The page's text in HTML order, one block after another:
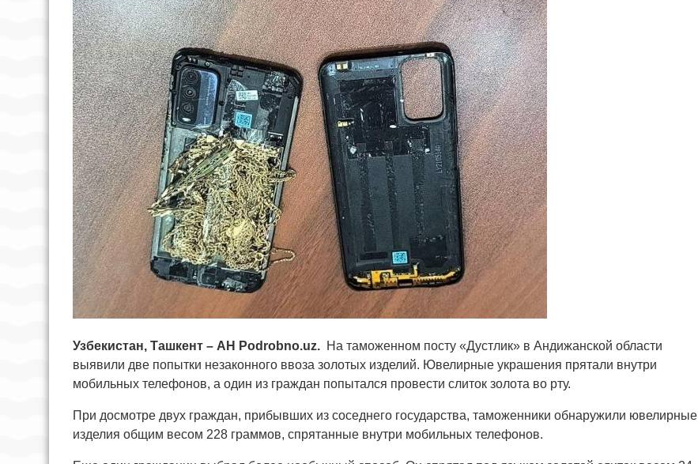
Узбекистан, Ташкент – АН Podrobno.uz. На таможенном посту «Дустлик» в Андижанской области
выявили две попытки незаконного ввоза золотых изделий. Ювелирные украшения прятали внутри
мобильных телефонов, а один из граждан попытался провести слиток золота во рту.
При досмотре двух граждан, прибывших из соседнего государства, таможенники обнаружили ювелирные
изделия общим весом 228 граммов, спрятанные внутри мобильных телефонов.